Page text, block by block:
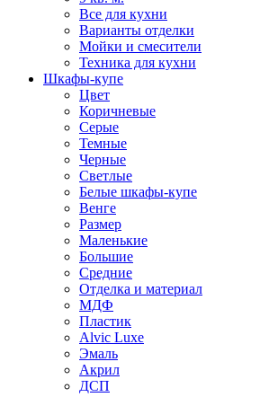
Все для кухни
Варианты отделки
Мойки и смесители
Техника для кухни
Шкафы-купе
Цвет
Коричневые
Серые
Темные
Черные
Светлые
Белые шкафы-купе
Венге
Размер
Маленькие
Большие
Средние
Отделка и материал
МДФ
Пластик
Alvic Luxe
Эмаль
Акрил
ДСП